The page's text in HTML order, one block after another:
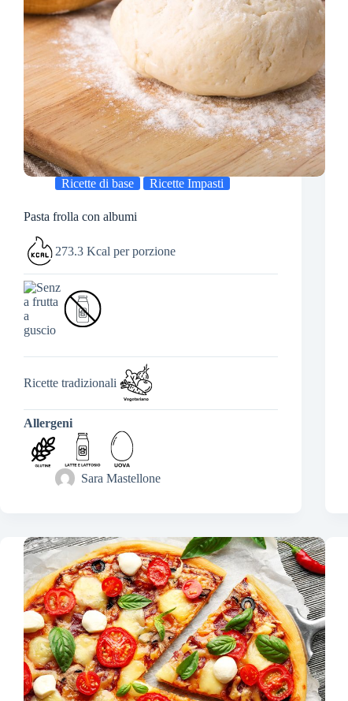
Ricette di base Ricette Impasti
Pasta frolla con albumi
273.3 Kcal per porzione
Ricette tradizionali
Allergeni
Sara Mastellone